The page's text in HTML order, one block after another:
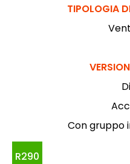
TIPOLOGIA
Con gruppo
R290